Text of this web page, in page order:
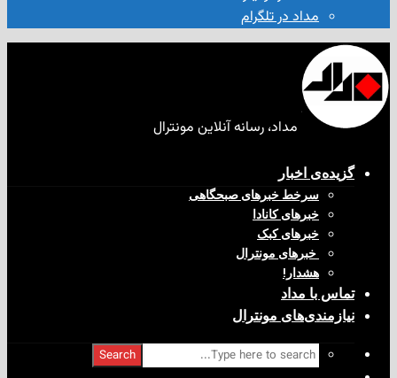
مداد در تلگرام
مداد، رسانه آنلاین مونترال
اخبار
سرخط خبرهای صبحگاهی
خبرهای کانادا
خبرهای کبک
‌ خبرهای مونترال
مداد
مونترال
Search